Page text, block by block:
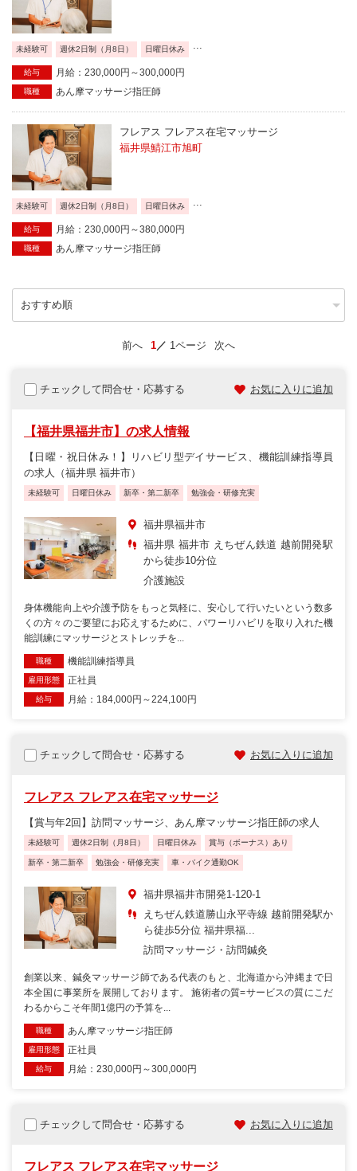
未経験可 週休2日制（月8日） 日曜日休み
給与 月給：230,000円～300,000円
職種 あん摩マッサージ指圧師
フレアス フレアス在宅マッサージ
福井県鯖江市旭町
未経験可 週休2日制（月8日） 日曜日休み ...
給与 月給：230,000円～380,000円
職種 あん摩マッサージ指圧師
前へ 1 1ページ 次へ
チェックして問合せ・応募する お気に入りに追加
【福井県福井市】の求人情報
【日曜・祝日休み！】リハビリ型デイサービス、機能訓練指導員
の求人（福井県 福井市）
未経験可 日曜日休み 新卒・第二新卒 勉強会・研修充実
福井県福井市
福井県 福井市 えちぜん鉄道 越前開発駅
から徒歩10分位
介護施設
身体機能向上や介護予防をもっと気軽に、安心して行いたいという数多
くの方々のご要望にお応えするために、パワーリハビリを取り入れた機
能訓練にマッサージとストレッチを...
職種 機能訓練指導員
雇用形態 正社員
給与 月給：184,000円～224,100円
チェックして問合せ・応募する お気に入りに追加
フレアス フレアス在宅マッサージ
【賞与年2回】訪問マッサージ、あん摩マッサージ指圧師の求人
未経験可 週休2日制（月8日） 日曜日休み 賞与（ボーナス）あり
新卒・第二新卒 勉強会・研修充実 車・バイク通勤OK
福井県福井市開発1-120-1
えちぜん鉄道勝山永平寺線 越前開発駅か
ら徒歩5分位 福井県福...
訪問マッサージ・訪問鍼灸
創業以来、鍼灸マッサージ師である代表のもと、北海道から沖縄まで日
本全国に事業所を展開しております。 施術者の質=サービスの質にこだ
わるからこそ年間1億円の予算を...
職種 あん摩マッサージ指圧師
雇用形態 正社員
給与 月給：230,000円～300,000円
チェックして問合せ・応募する お気に入りに追加
フレアス フレアス在宅マッサージ